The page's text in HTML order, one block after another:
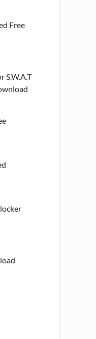
Free
S.W.A.T